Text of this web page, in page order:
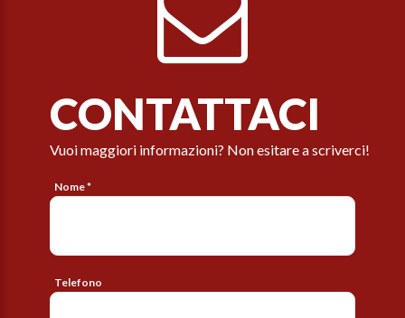
CONTATTACI
Vuoi maggiori informazioni? Non esitare a scriverci!
Nome *
Telefono